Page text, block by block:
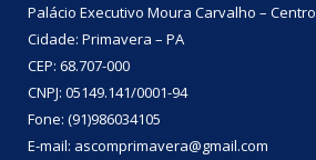
Palácio Executivo Moura Carvalho – Centro
Cidade: Primavera – PA
CEP: 68.707-000
CNPJ: 05149.141/0001-94
Fone: (91)986034105
E-mail: ascomprimavera@gmail.com